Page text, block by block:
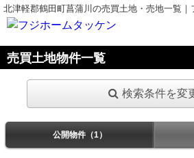
北津軽郡鶴田町菖蒲川の売買土地・売地一覧｜
売買土地物件一覧
検索条件を変
公開物件（1）